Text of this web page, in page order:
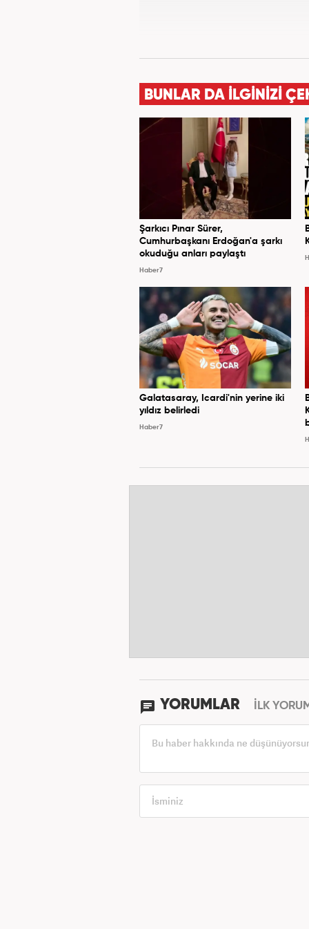
BUNLAR DA İLGİNİZİ
Şarkıcı Pınar Sürer,
Cumhurbaşkanı Erdoğan'a şarkı
okuduğu anları paylaştı
Haber7
Galatasaray, Icardi'nin yerine iki
yıldız belirledi
Haber7
YORUMLAR İLK